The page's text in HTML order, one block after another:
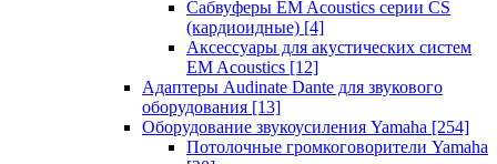
Сабвуферы EM Acoustics серии CS
(кардиоидные) [4]
Аксессуары для акустических систем
EM Acoustics [12]
Адаптеры Audinate Dante для звукового
оборудования [13]
Оборудование звукоусиления Yamaha [254]
Потолочные громкоговорители Yamaha